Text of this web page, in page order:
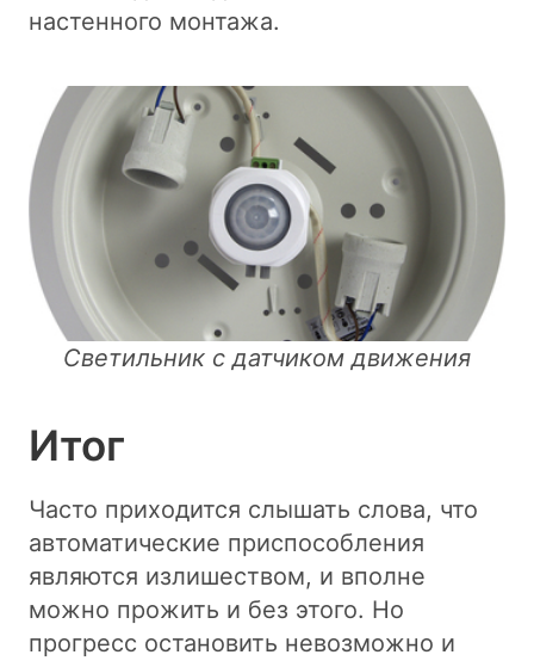
настенного монтажа.
Светильник с датчиком движения
Итог
Часто приходится слышать слова, что
автоматические приспособления
являются излишеством, и вполне
можно прожить и без этого. Но
прогресс остановить невозможно и